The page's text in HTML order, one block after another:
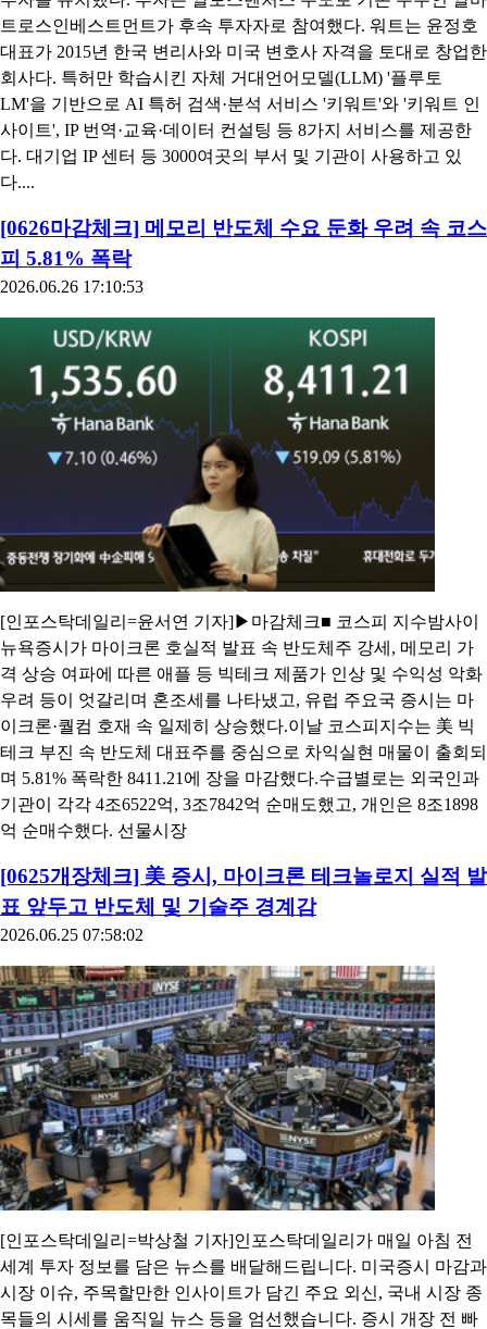
트로스인베스트먼트가 후속 투자자로 참여했다. 워트는 윤정호
대표가 2015년 한국 변리사와 미국 변호사 자격을 토대로 창업한
회사다. 특허만 학습시킨 자체 거대언어모델(LLM) '플루토
LM'을 기반으로 AI 특허 검색·분석 서비스 '키워트'와 '키워트 인
사이트', IP 번역·교육·데이터 컨설팅 등 8가지 서비스를 제공한
다. 대기업 IP 센터 등 3000여곳의 부서 및 기관이 사용하고 있
다....
[0626마감체크] 메모리 반도체 수요 둔화 우려 속 코스
피 5.81% 폭락
2026.06.26 17:10:53
[인포스탁데일리=윤서연 기자]▶마감체크■ 코스피 지수밤사이
뉴욕증시가 마이크론 호실적 발표 속 반도체주 강세, 메모리 가
격 상승 여파에 따른 애플 등 빅테크 제품가 인상 및 수익성 악화
우려 등이 엇갈리며 혼조세를 나타냈고, 유럽 주요국 증시는 마
이크론·퀄컴 호재 속 일제히 상승했다.이날 코스피지수는 美 빅
테크 부진 속 반도체 대표주를 중심으로 차익실현 매물이 출회되
며 5.81% 폭락한 8411.21에 장을 마감했다.수급별로는 외국인과
기관이 각각 4조6522억, 3조7842억 순매도했고, 개인은 8조1898
억 순매수했다. 선물시장
[0625개장체크] 美 증시, 마이크론 테크놀로지 실적 발
표 앞두고 반도체 및 기술주 경계감
2026.06.25 07:58:02
[인포스탁데일리=박상철 기자]인포스탁데일리가 매일 아침 전
세계 투자 정보를 담은 뉴스를 배달해드립니다. 미국증시 마감과
시장 이슈, 주목할만한 인사이트가 담긴 주요 외신, 국내 시장 종
목들의 시세를 움직일 뉴스 등을 엄선했습니다. 증시 개장 전 빠